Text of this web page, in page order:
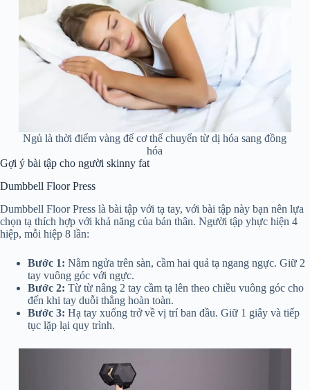
Ngủ là thời điểm vàng để cơ thể chuyển từ dị hóa sang đồng
hóa
Gợi ý bài tập cho người skinny fat
Dumbbell Floor Press
Dumbbell Floor Press là bài tập với tạ tay, với bài tập này bạn nên lựa
chọn tạ thích hợp với khả năng của bản thân. Người tập yhực hiện 4
hiệp, mỗi hiệp 8 lần:
Bước 1: Nằm ngửa trên sàn, cầm hai quả tạ ngang ngực. Giữ 2
tay vuông góc với ngực.
Bước 2: Từ từ nâng 2 tay cầm tạ lên theo chiều vuông góc cho
đến khi tay duỗi thẳng hoàn toàn.
Bước 3: Hạ tay xuống trở về vị trí ban đầu. Giữ 1 giây và tiếp
tục lặp lại quy trình.